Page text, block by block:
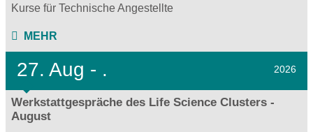
Kurse für Technische Angestellte
MEHR
27. Aug - . 2026
Werkstattgespräche des Life Science Clusters -
August